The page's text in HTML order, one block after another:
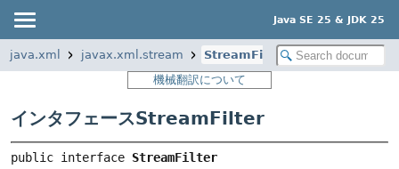
Java SE 25 & JDK 25
java.xml javax.xml.stream
StreamFilter
機械翻訳について
インタフェースStreamFilter
public interface StreamFilter